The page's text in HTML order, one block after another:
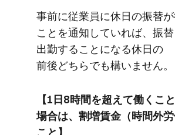
事前に​従業員に​休日の​振替
ことを​通知していれば、​振
出勤する​ことに​なる​休日の​
前後どちらでも​構いません。
【1日8時間を​超えて​働く​こ
場合は、​割増賃金​（時間外
こと​】